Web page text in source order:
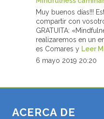
Muy buenos días!!!
compartir con
GRATUITA:
realizaremos en un
es Comares y Leer
6 mayo 2019 20:20
ACERCA DE